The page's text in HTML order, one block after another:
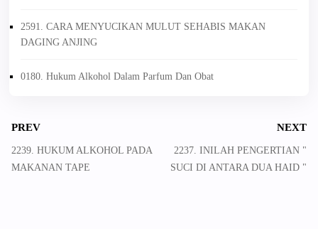
2591. CARA MENYUCIKAN MULUT SEHABIS MAKAN
DAGING ANJING
0180. Hukum Alkohol Dalam Parfum Dan Obat
PREV
2239. HUKUM ALKOHOL PADA
MAKANAN TAPE
NEXT
2237. INILAH PENGERTIAN "
SUCI DI ANTARA DUA HAID "